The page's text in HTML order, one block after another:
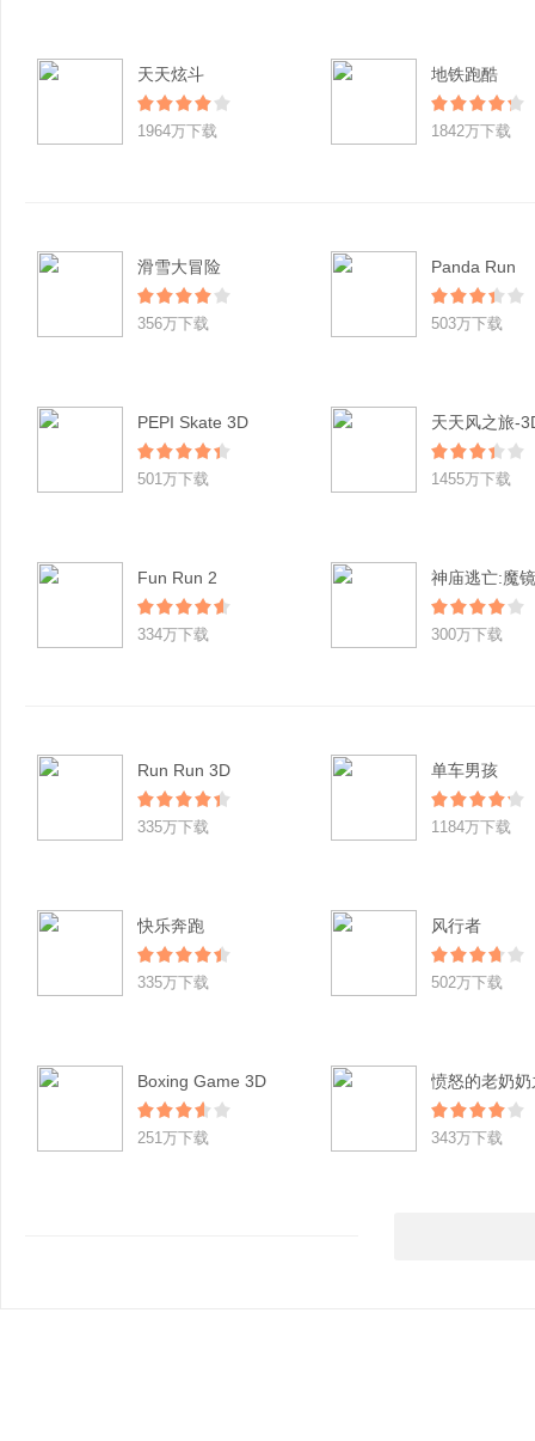
天天炫斗
1964万下载
地铁跑酷
1842万下载
滑雪大冒险
356万下载
Panda Run
503万下载
PEPI Skate 3D
501万下载 1455万下载
Fun Run 2
334万下载
神庙逃亡:魔
300万下载
Run Run 3D
335万下载
单车男孩
1184万下载
快乐奔跑
335万下载
风行者
502万下载
Boxing Game 3D
251万下载 343万下载